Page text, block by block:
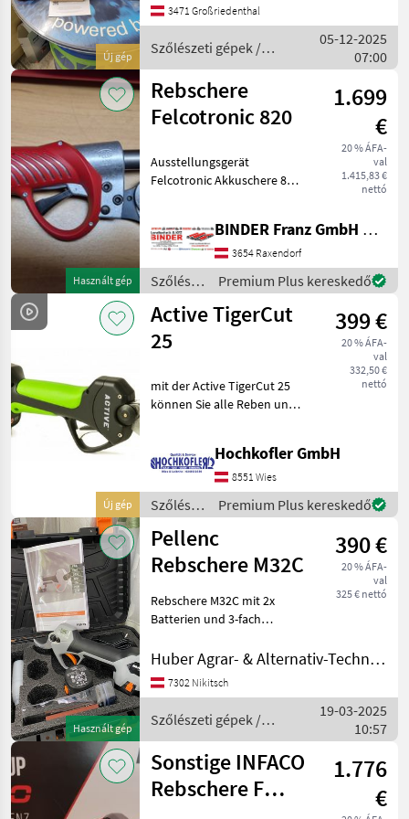
Campagnola
2
Active
1
MARKETPLACE
Marketplace
Kereskedői
ajánlatok
Új gép
aktiválható, vágási átmérő
35mm, kioldókar optikai
érzé
3471 Großriedenthal
Szőlészeti gépek /
Pellenc
05-12-2025
07:00
Használt gép
Rebschere
Felcotronic 820
1.699
€
20 % ÁFA-
val
1.415,83 €
nettó
Ausstellungsgerät
Felcotronic Akkuschere 820
serienmäßiger Ausführung
mit großem 2 Tages-Akku
Leistungsstark, schnell,
ergonomisch
BINDER Franz GmbH & CoKG
3654 Raxendorf
Szőlészeti
gépek /
Felco
Premium Plus kereskedő
Új gép
Active TigerCut
25
399 €
20 % ÁFA-
val
332,50 €
nettó
mit der Active TigerCut 25
können Sie alle Reben und
progressiven Schnitt haben
sie immer volle Kontrolle. -
auch eine 1/2
Hochkofler GmbH
8551 Wies
Szőlészeti
gépek /
Active
Premium Plus kereskedő
Használt gép
Pellenc
Rebschere M32C
390 €
20 % ÁFA-
val
325 € nettó
Rebschere M32C mit 2x
Batterien und 3-fach
Stunden Handliches und
ergonomisches Design für
ein besseres Handling,
Huber Agrar- & Alternativ-Technik Center
7302 Nikitsch
Szőlészeti gépek /
Pellenc
19-03-2025
10:57
Sonstige INFACO
Rebschere F
1.776
€